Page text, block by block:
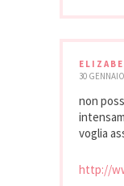
30
non
voglia
http://